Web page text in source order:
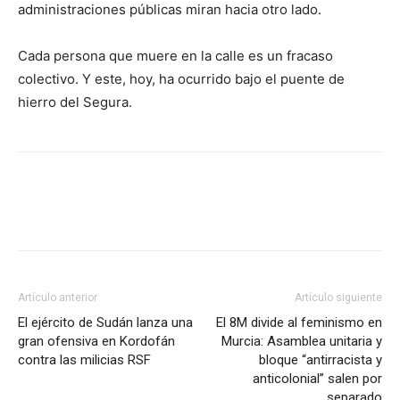
administraciones públicas miran hacia otro lado.
Cada persona que muere en la calle es un fracaso
colectivo. Y este, hoy, ha ocurrido bajo el puente de
hierro del Segura.
Artículo anterior
El ejército de Sudán lanza una
gran ofensiva en Kordofán
contra las milicias RSF
Artículo siguiente
El 8M divide al feminismo en
Murcia: Asamblea unitaria y
bloque “antirracista y
anticolonial” salen por